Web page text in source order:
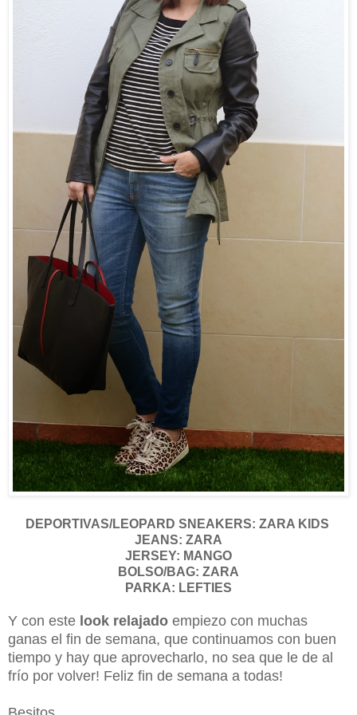
DEPORTIVAS/LEOPARD SNEAKERS: ZARA KIDS
JEANS: ZARA
JERSEY: MANGO
BOLSO/BAG: ZARA
PARKA: LEFTIES
Y con este look relajado empiezo con muchas
ganas el fin de semana, que continuamos con buen
tiempo y hay que aprovecharlo, no sea que le de al
frío por volver! Feliz fin de semana a todas!